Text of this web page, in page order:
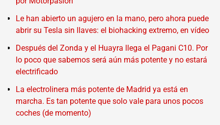
Le han abierto un agujero en la mano, pero ahora puede
abrir su Tesla sin llaves: el biohacking extremo, en vídeo
Después del Zonda y el Huayra llega el Pagani C10. Por
lo poco que sabemos será aún más potente y no estará
electrificado
La electrolinera más potente de Madrid ya está en
marcha. Es tan potente que solo vale para unos pocos
coches (de momento)